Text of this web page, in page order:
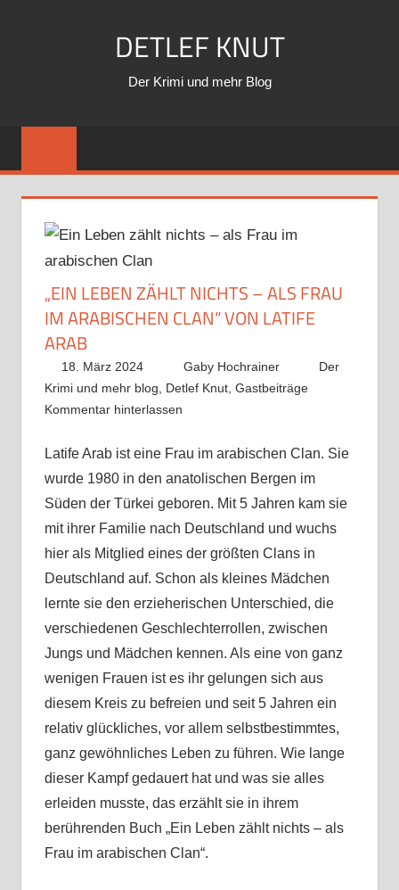
DETLEF KNUT
Der Krimi und mehr Blog
„EIN LEBEN ZÄHLT NICHTS – ALS FRAU
IM ARABISCHEN CLAN“ VON LATIFE
ARAB
18. März 2024 Gaby Hochrainer
Der
Krimi und mehr blog, Detlef Knut, Gastbeiträge
Kommentar hinterlassen
Latife Arab ist eine Frau im arabischen Clan. Sie
wurde 1980 in den anatolischen Bergen im
Süden der Türkei geboren. Mit 5 Jahren kam sie
mit ihrer Familie nach Deutschland und wuchs
hier als Mitglied eines der größten Clans in
Deutschland auf. Schon als kleines Mädchen
lernte sie den erzieherischen Unterschied, die
verschiedenen Geschlechterrollen, zwischen
Jungs und Mädchen kennen. Als eine von ganz
wenigen Frauen ist es ihr gelungen sich aus
diesem Kreis zu befreien und seit 5 Jahren ein
relativ glückliches, vor allem selbstbestimmtes,
ganz gewöhnliches Leben zu führen. Wie lange
dieser Kampf gedauert hat und was sie alles
erleiden musste, das erzählt sie in ihrem
berührenden Buch „Ein Leben zählt nichts – als
Frau im arabischen Clan“.